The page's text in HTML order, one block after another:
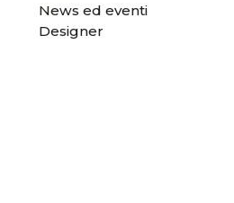
News ed eventi
Designer